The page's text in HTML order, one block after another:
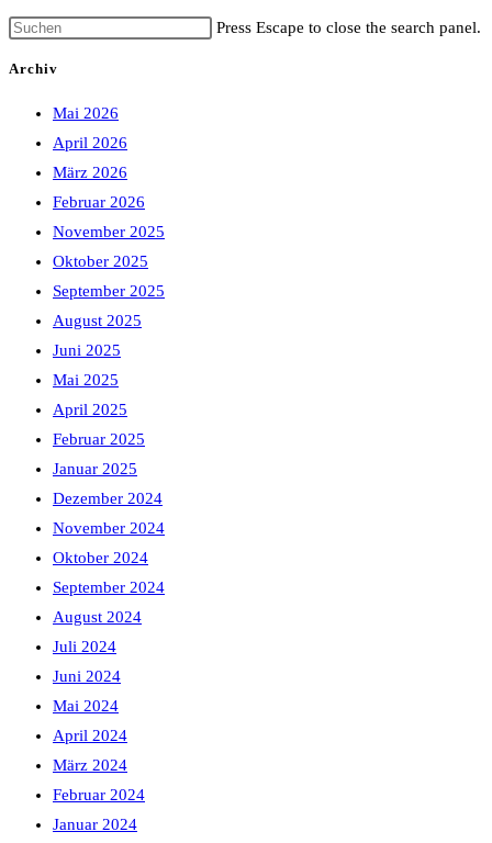
Press Escape to close the search panel.
Archiv
Mai 2026
April 2026
März 2026
Februar 2026
November 2025
Oktober 2025
September 2025
August 2025
Juni 2025
Mai 2025
April 2025
Februar 2025
Januar 2025
Dezember 2024
November 2024
Oktober 2024
September 2024
August 2024
Juli 2024
Juni 2024
Mai 2024
April 2024
März 2024
Februar 2024
Januar 2024